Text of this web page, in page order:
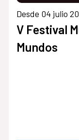
Desde 04 julio
V Festival
Mundos